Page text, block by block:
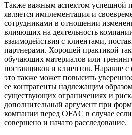
Также важным аспектом успешной
является имплементация и
сотрудниками в отношении
влияющих на деятельность
взаимодействия с клиентами,
партнерами. Хорошей практикой
обучающих материалов или
поставщиков и клиентов. Наравне
это также может повысить
ее контрагенты надлежащим
существующих ограничениях и
дополнительный аргумент при
компании перед OFAC в случае
совершено и начато расследование.